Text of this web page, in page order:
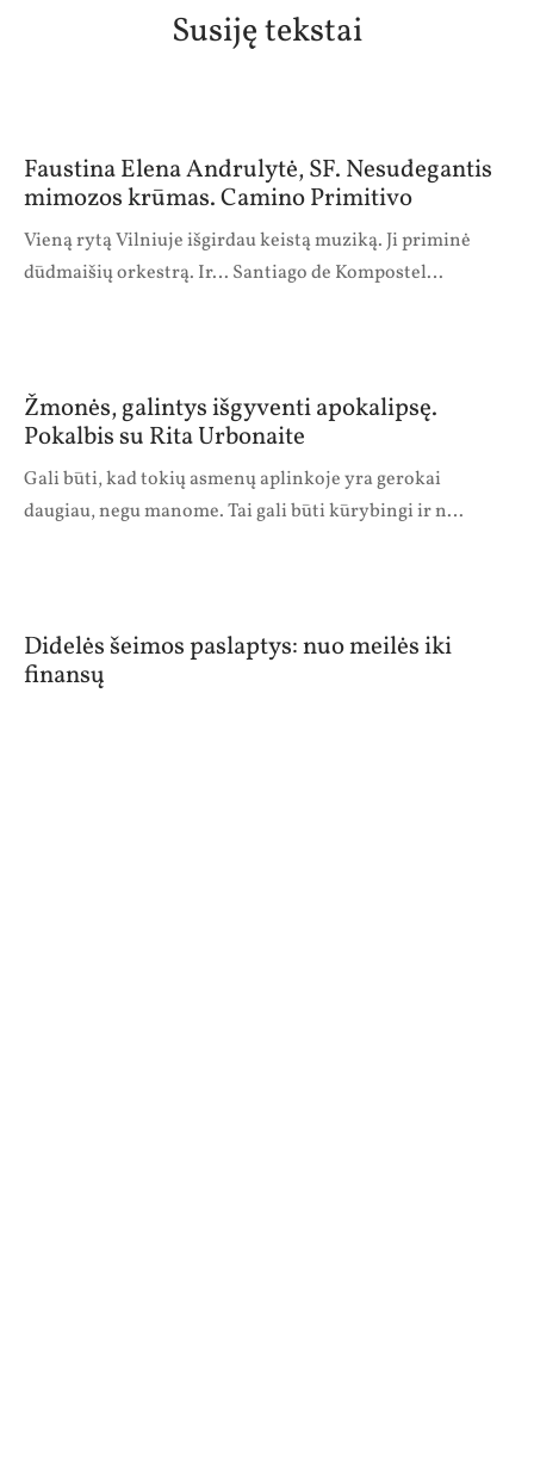
Susiję tekstai
Faustina Elena Andrulytė, SF. Nesudegantis
mimozos krūmas. Camino Primitivo
Vieną rytą Vilniuje išgirdau keistą muziką. Ji priminė
dūdmaišių orkestrą. Ir… Santiago de Kompostel…
Žmonės, galintys išgyventi apokalipsę.
Pokalbis su Rita Urbonaite
Gali būti, kad tokių asmenų aplinkoje yra gerokai
daugiau, negu manome. Tai gali būti kūrybingi ir n…
Didelės šeimos paslaptys: nuo meilės iki
finansų